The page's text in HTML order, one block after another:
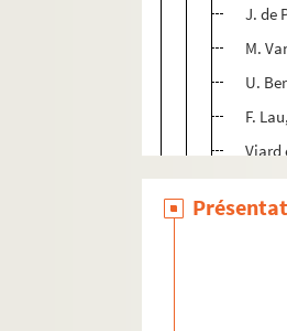
J. de
M.
U.
F.
Viard
G.
H.
K.
E.